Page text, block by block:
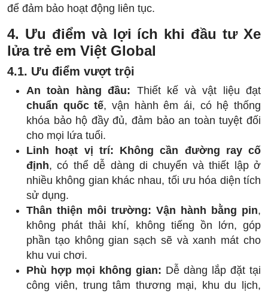
để đảm bảo hoạt động liên tục.
4. Ưu điểm và lợi ích khi đầu tư Xe
lửa trẻ em Việt Global
4.1. Ưu điểm vượt trội
An toàn hàng đầu: Thiết kế và vật liệu đạt
chuẩn quốc tế, vận hành êm ái, có hệ thống
khóa bảo hộ đầy đủ, đảm bảo an toàn tuyệt đối
cho mọi lứa tuổi.
Linh hoạt vị trí: Không cần đường ray cố
định, có thể dễ dàng di chuyển và thiết lập ở
nhiều không gian khác nhau, tối ưu hóa diện tích
sử dụng.
Thân thiện môi trường: Vận hành bằng pin,
không phát thải khí, không tiếng ồn lớn, góp
phần tạo không gian sạch sẽ và xanh mát cho
khu vui chơi.
Phù hợp mọi không gian: Dễ dàng lắp đặt tại
công viên, trung tâm thương mại, khu du lịch,